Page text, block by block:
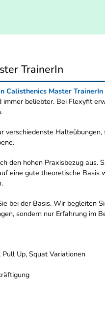
TrainerIn
Calisthenics Master TrainerIn
beliebter. Bei Flexyfit
verschiedenste
den hohen Praxisbezug
eine gute theoretische
bei der Basis. Wir begleiten
sondern nur Erfahrung im
Up, Squat Variationen